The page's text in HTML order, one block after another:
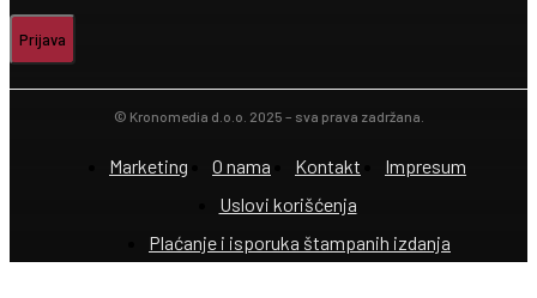
Prijava
© Kronomedia d.o.o. 2025 – sva prava zadržana.
Marketing O nama Kontakt
Impresum
Uslovi korišćenja
Plaćanje i isporuka štampanih izdanja